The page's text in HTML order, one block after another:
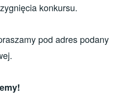
konkursu.
pod adres podany